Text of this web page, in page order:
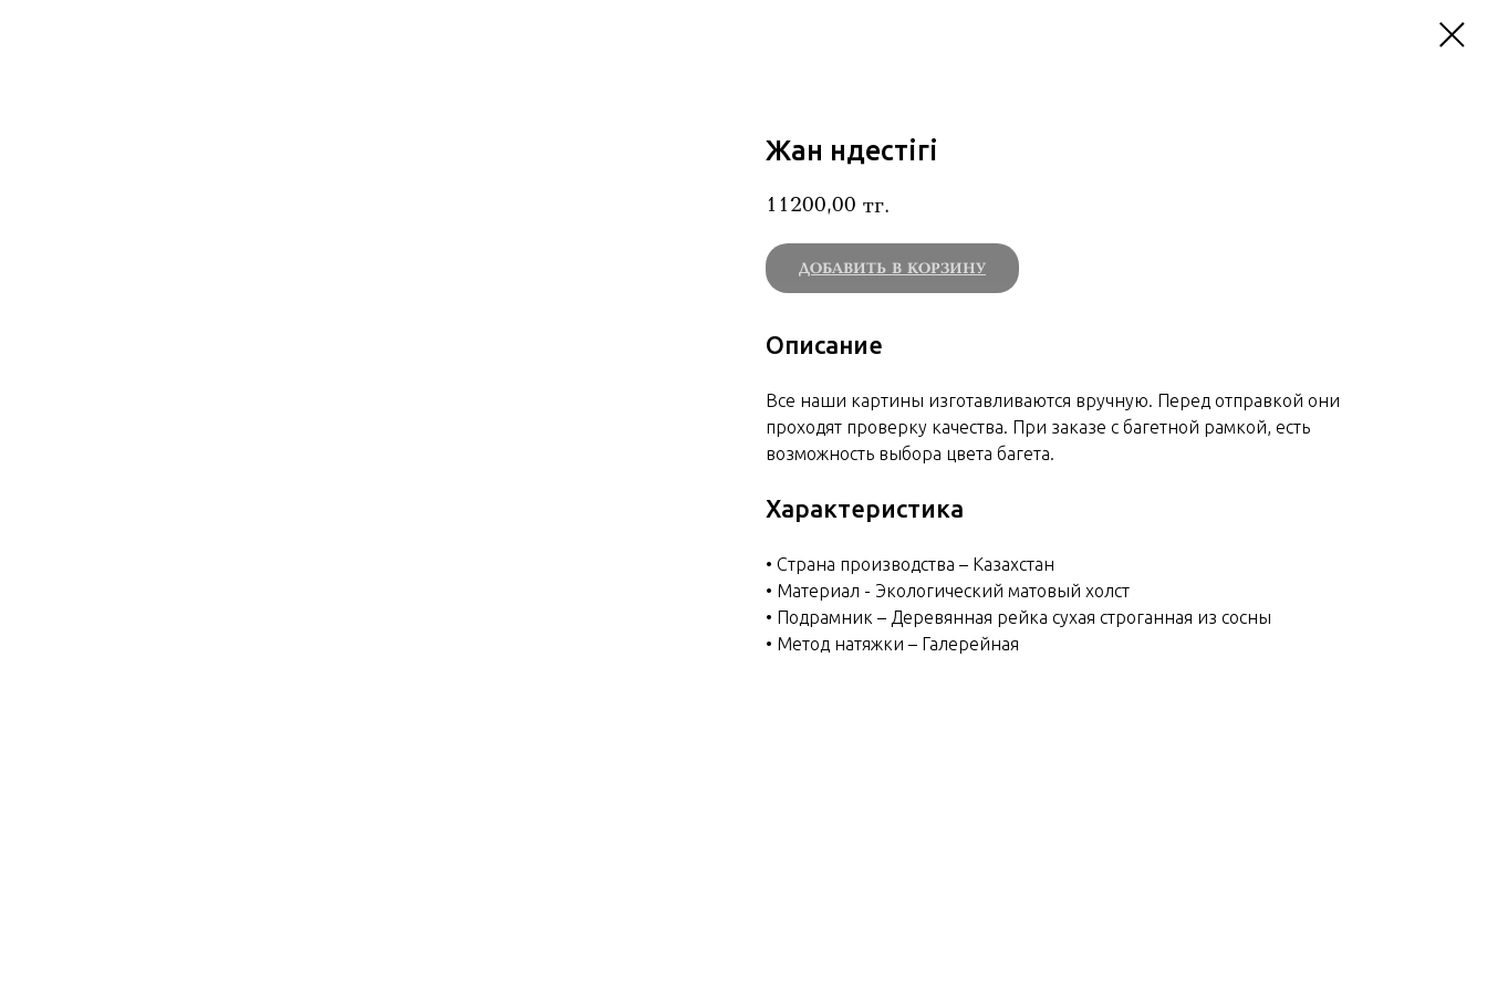
Жан үндестігі
11200,00 тг.
ДОБАВИТЬ В КОРЗИНУ
Описание
Все наши картины изготавливаются вручную. Перед отправкой они
проходят проверку качества. При заказе с багетной рамкой, есть
возможность выбора цвета багета.
Характеристика
• Страна производства – Казахстан
• Материал - Экологический матовый холст
• Подрамник – Деревянная рейка сухая строганная из сосны
• Метод натяжки – Галерейная